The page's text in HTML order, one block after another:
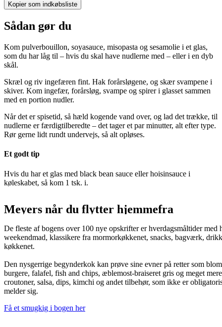
Kopier som indkøbsliste
Sådan gør du
Kom pulverbouillon, soyasauce, misopasta og sesamolie i et glas,
som du har låg til – hvis du skal have nudlerne med – eller i en dyb
skål.
Skræl og riv ingefæren fint. Hak forårsløgene, og skær svampene i
skiver. Kom ingefær, forårsløg, svampe og spirer i glasset sammen
med en portion nudler.
Når det er spisetid, så hæld kogende vand over, og lad det trække, til
nudlerne er færdigtilberedte – det tager et par minutter, alt efter type.
Rør gerne lidt rundt undervejs, så alt opløses.
Et godt tip
Hvis du har et glas med black bean sauce eller hoisinsauce i
køleskabet, så kom 1 tsk. i.
Meyers når du flytter hjemmefra
De fleste af bogens over 100 nye opskrifter er hverdagsmåltider
weekendmad, klassikere fra mormorkøkkenet, snacks, bagværk,
køkkenet.
Den nysgerrige begynderkok kan prøve sine evner på retter som
burgere, falafel, fish and chips, æblemost-braiseret gris og meget
croutoner, salsa, dips, kimchi og andet tilbehør, som ikke er
melder sig.
Få et smugkig i bogen her